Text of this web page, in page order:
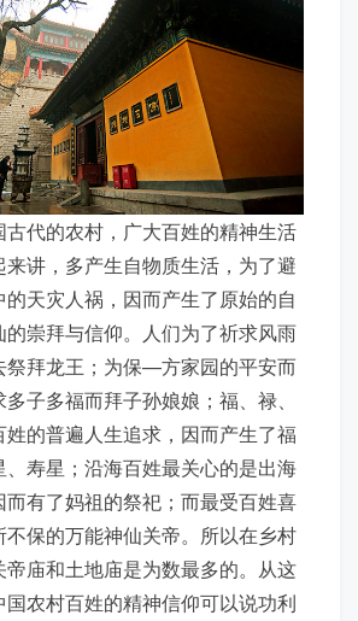
代的农村，广大百姓的精神生活
讲，多产生自物质生活，为了避
天灾人祸，因而产生了原始的自
崇拜与信仰。人们为了祈求风雨
祭拜龙王；为保—方家园的平安而
子多福而拜子孙娘娘；福、禄、
的普遍人生追求，因而产生了福
寿星；沿海百姓最关心的是出海
有了妈祖的祭祀；而最受百姓喜
保的万能神仙关帝。所以在乡村
庙和土地庙是为数最多的。从这
农村百姓的精神信仰可以说功利